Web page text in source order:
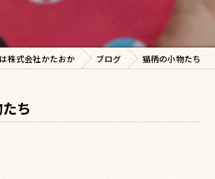
株式会社かたおか ブログ 猫柄の小物たち
ち